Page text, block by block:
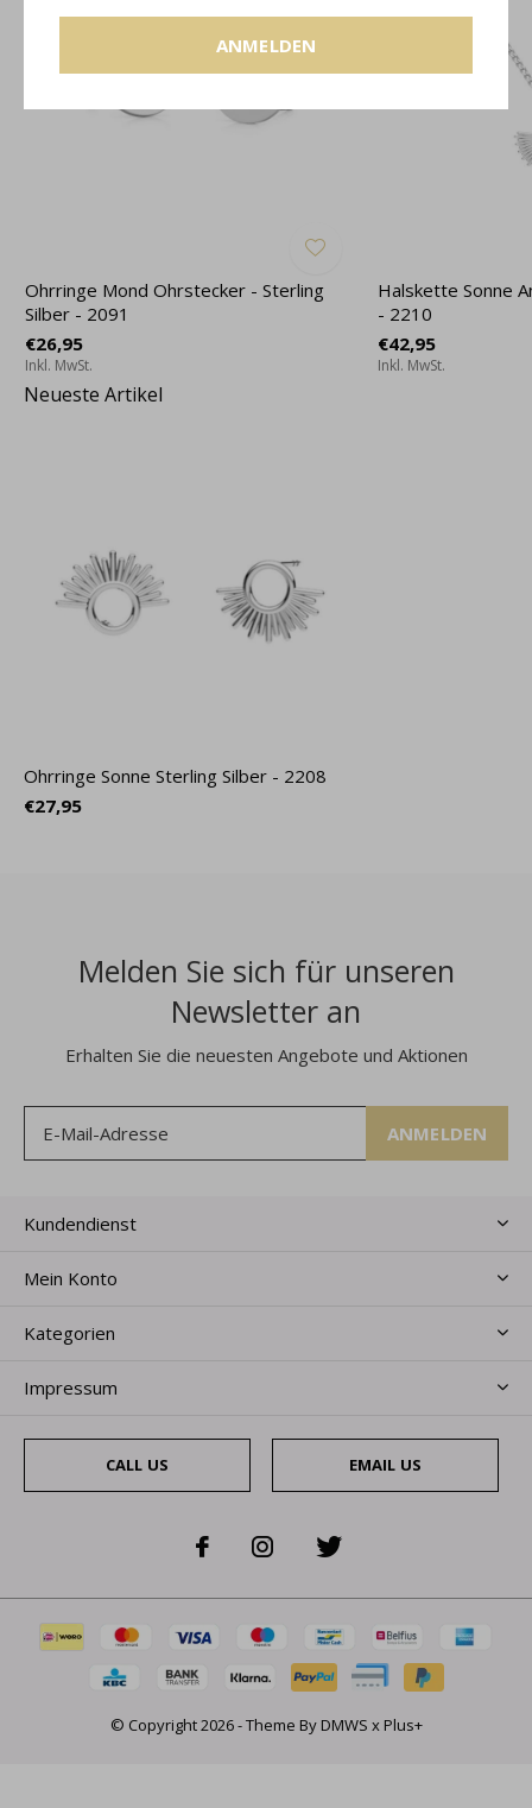
ANMELDEN
Ohrringe Mond Ohrstecker - Sterling
Silber - 2091
€26,95
Inkl. MwSt.
Halskette Sonne
- 2210
€42,95
Inkl. MwSt.
Neueste Artikel
Ohrringe Sonne Sterling Silber - 2208
€27,95
Melden Sie sich für unseren
Newsletter an
Erhalten Sie die neuesten Angebote und Aktionen
ANMELDEN
Kundendienst
Mein Konto
Kategorien
Impressum
CALL US EMAIL US
© Copyright2026- Theme ByDMWS xPlus+